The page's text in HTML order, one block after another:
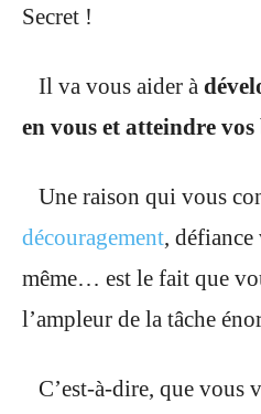
Secret !
Il va vous aider à
en vous et atteindre vos
Une raison qui vous
découragement,
même… est le fait que
l’ampleur de la tâche
C’est-à-dire, que vous